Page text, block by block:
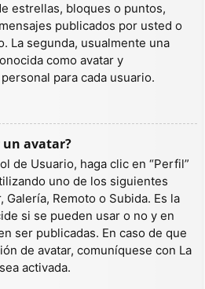
estrellas, bloques o puntos,
publicados por usted o
La segunda, usualmente una
como avatar y
para cada usuario.
un avatar?
de Usuario, haga clic en “Perfil”
uno de los siguientes
Galería, Remoto o Subida. Es la
si se pueden usar o no y en
ser publicadas. En caso de que
de avatar, comuníquese con La
activada.